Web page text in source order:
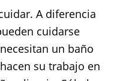
A diferencia
cuidarse
un baño
su trabajo en